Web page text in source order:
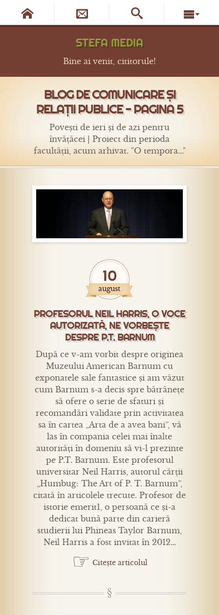
STEFA MEDIA
Bine ai venit, cititorule!
BLOG DE COMUNICARE ȘI
RELAȚII PUBLICE - PAGINA 5
Povești de ieri și de azi pentru
învățăcei | Proiect din perioda
facultății, acum arhivat. "O tempora..."
10
august
PROFESORUL NEIL HARRIS, O VOCE
AUTORIZATĂ, NE VORBEȘTE
DESPRE P.T. BARNUM
După ce v-am vorbit despre originea
Muzeului American Barnum cu
exponatele sale fantastice și am văzut
cum Barnum s-a decis spre bătrânețe
să ofere o serie de sfaturi și
recomandări validate prin activitatea
sa în cartea „Arta de a avea bani”, vă
las în compania celei mai înalte
autorități în domeniu să vi-l prezinte
pe P.T. Barnum. Este profesorul
universitar Neil Harris, autorul cărții
„Humbug: The Art of P. T. Barnum”,
citată în articolele trecute. Profesor de
istorie emerit1, o persoană ce și-a
dedicat bună parte din carieră
studierii lui Phineas Taylor Barnum,
Neil Harris a fost invitat în 2012…
☞ Citește articolul
   